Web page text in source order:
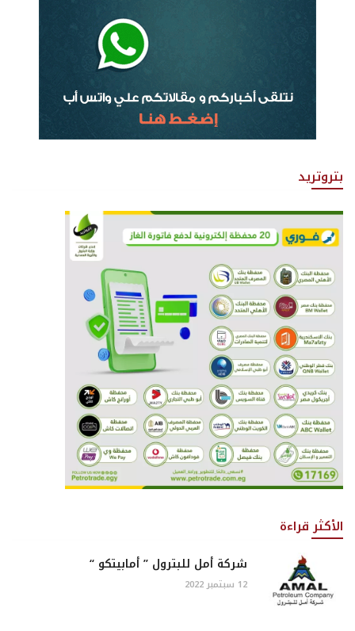
بتروتريد
الأكثر قراءة
شركة أمل للبترول ” أمابيتكو “
12 سبتمبر 2022